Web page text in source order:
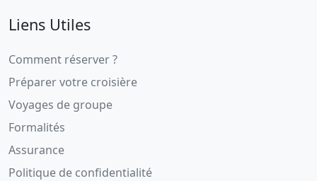
Liens Utiles
Comment réserver ?
Préparer votre croisière
Voyages de groupe
Formalités
Assurance
Politique de confidentialité